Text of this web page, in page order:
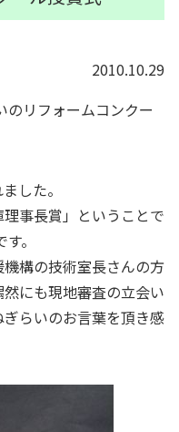
2010.10.29
のリフォームコンクー
した。
事長賞」ということで
。
構の技術室長さんの方
にも現地審査の立会い
らいのお言葉を頂き感